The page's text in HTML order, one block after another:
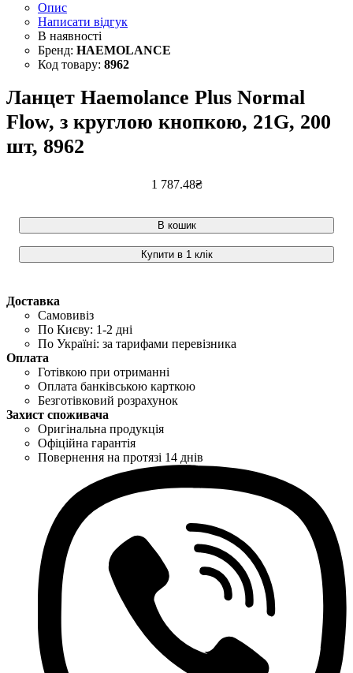
Опис
Написати відгук
HAEMOLANCE
8962
Ланцет Haemolance Plus Normal
Flow, з круглою кнопкою, 21G, 200
шт, 8962
1 787.48₴
В кошик
Купити в 1 клік
Доставка
Самовивіз
По Києву: 1-2 дні
По Україні: за тарифами перевізника
Оплата
Готівкою при отриманні
Оплата банківською карткою
Безготівковий розрахунок
Захист споживача
Оригінальна продукція
Офіційна гарантія
Повернення на протязі 14 днів